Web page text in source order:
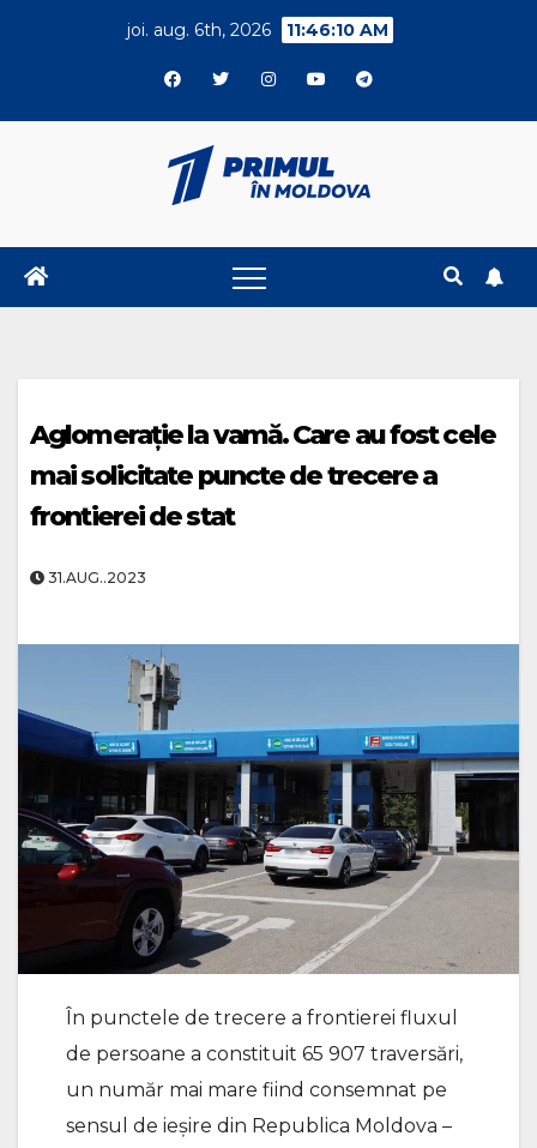
joi. aug. 6th, 2026 11:46:10 AM
Aglomerație la vamă. Care au fost cele
mai solicitate puncte de trecere a
frontierei de stat
31.AUG..2023
În punctele de trecere a frontierei fluxul
de persoane a constituit 65 907 traversări,
un număr mai mare fiind consemnat pe
sensul de ieșire din Republica Moldova –